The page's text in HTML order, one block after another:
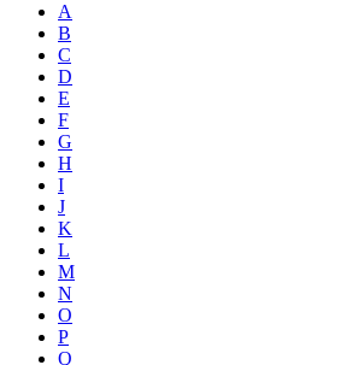
A
B
C
D
E
F
G
H
I
J
K
L
M
N
O
P
Q